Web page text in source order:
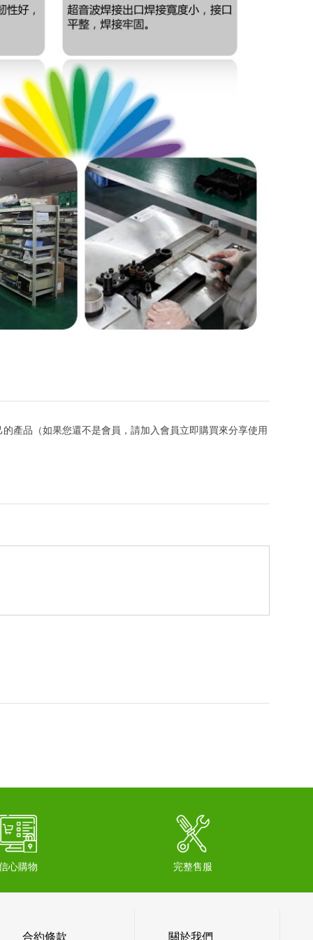
產品（如果您還不是會員，請加入會員立即購買來分享使用
心購物 完整售服
合約條款 關於我們